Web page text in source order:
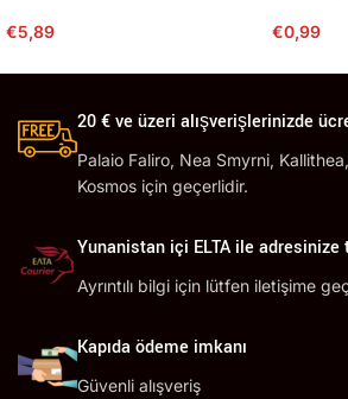
€5,89 €0,99
20 € ve üzeri alışverişlerinizde
Palaio Faliro, Nea Smyrni,
Kosmos için geçerlidir.
Yunanistan içi ELTA ile
Ayrıntılı bilgi için lütfen iletişime
Kapıda ödeme imkanı
Güvenli alışveriş